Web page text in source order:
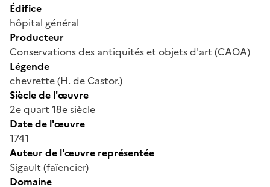
Édifice
hôpital général
Producteur
Conservations des antiquités et objets d'art (CAOA)
Légende
chevrette (H. de Castor.)
Siècle de l'œuvre
2e quart 18e siècle
Date de l'œuvre
1741
Auteur de l'œuvre représentée
Sigault (faïencier)
Domaine